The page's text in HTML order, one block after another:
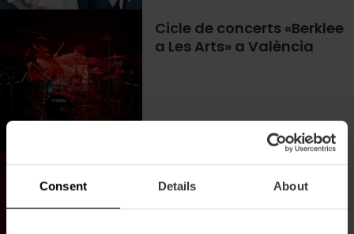
Consent Details About
Cicle de concerts «Berklee
a Les Arts» a València
29/10/2026 - 30/10/2026
Concert de Rufus
Wainwright a València